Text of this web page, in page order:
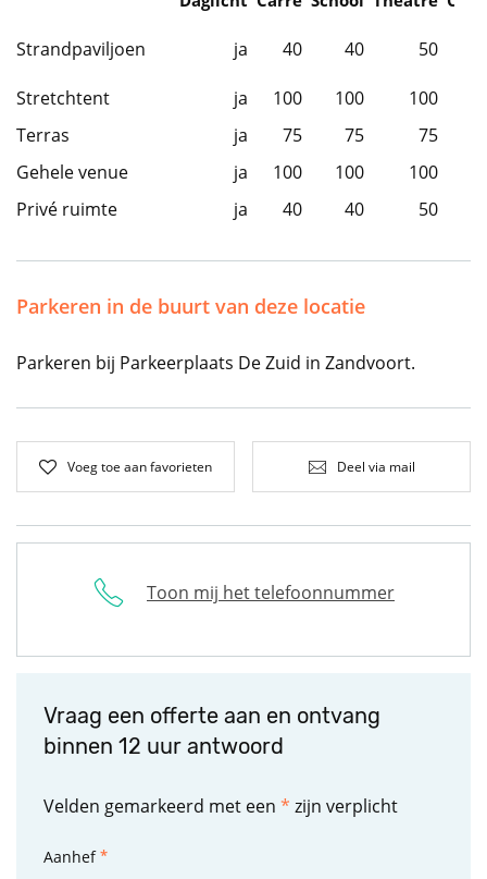
Strandpaviljoen ja 40 40 50
Stretchtent ja 100 100 100
Terras
ja 75 75
75
Gehele venue
ja 100 100 100
Privé ruimte
ja 40 40 50
Parkeren in de buurt van deze locatie
Parkeren bij Parkeerplaats De Zuid in Zandvoort.
Voeg toe aan favorieten Deel via mail
Toon mij het telefoonnummer
Vraag een offerte aan en ontvang
binnen 12 uur antwoord
Velden gemarkeerd met een * zijn verplicht
Aanhef